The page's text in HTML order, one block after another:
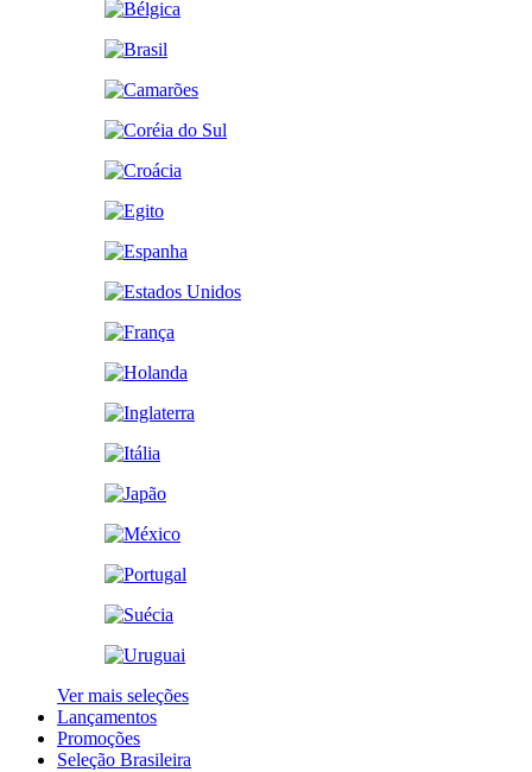
Ver mais seleções
Lançamentos
Promoções
Seleção Brasileira